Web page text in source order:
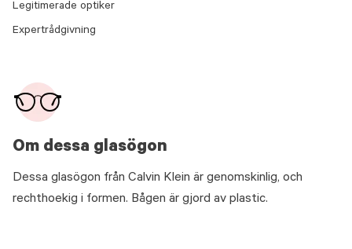
Om dessa glasögon
Dessa glasögon från Calvin Klein är genomskinlig, och
rechthoekig i formen. Bågen är gjord av plastic.
Legitimerade optiker
Expertrådgivning